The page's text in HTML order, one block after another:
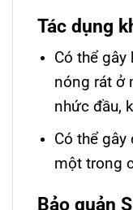
Tác dụng
Có thể
nóng rát ở
nhức đầu,
Có thể
một trong
Bảo quản